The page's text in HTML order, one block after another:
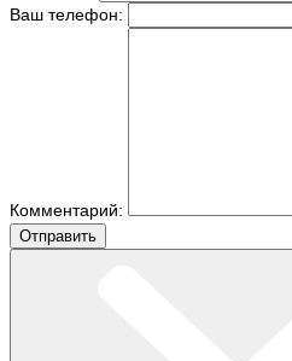
Ваш телефон:
Комментарий:
Отправить